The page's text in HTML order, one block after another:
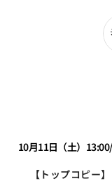
10月11日（土）
【トップコピー】